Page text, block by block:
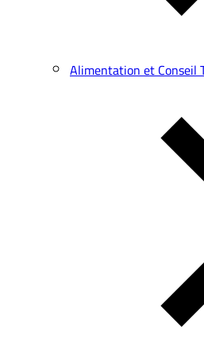
Alimentation et Conseil